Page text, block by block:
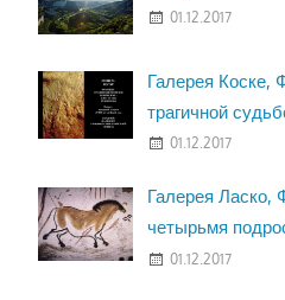
01.12.2017
Галерея Коске,
трагичной
01.12.2017
Галерея Ласко,
четырьмя
01.12.2017